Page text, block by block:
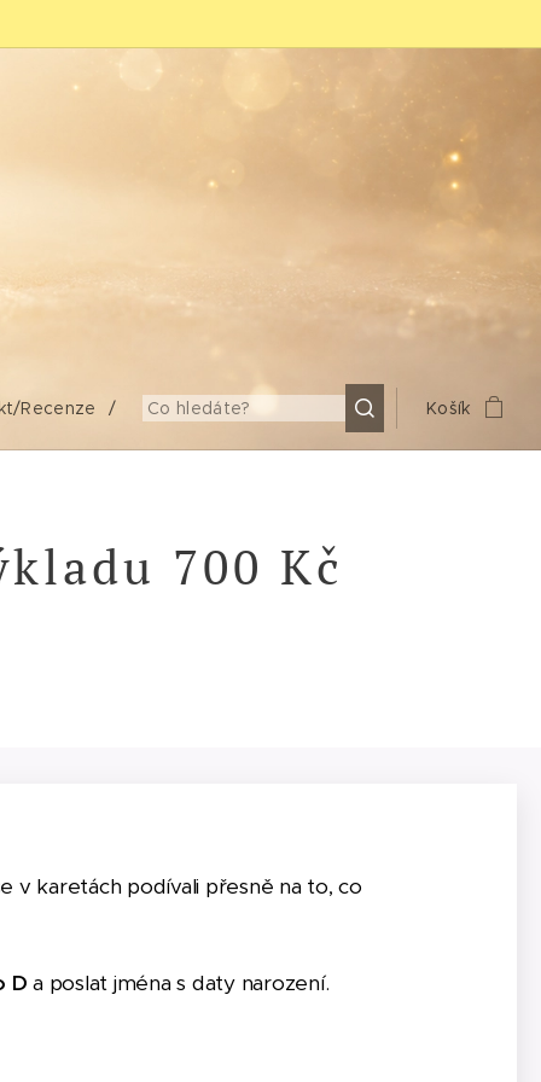
Recenze Košík
700 Kč
v karetách podívali přesně na to, co
D a poslat jména s daty narození.